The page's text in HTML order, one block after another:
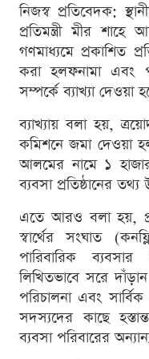
নিজস্ব প্রতিবেদক:
প্রতিমন্ত্রী মীর
গণমাধ্যমে প্রকাশিত
করা হলফনামা এবং
সম্পর্কে ব্যাখ্যা দেওয়া
ব্যাখ্যায় বলা হয়,
কমিশনে জমা দেওয়া
আলমের নামে ১
ব্যবসা প্রতিষ্ঠানের তথ্য
এতে আরও বলা হয়,
স্বার্থের সংঘাত
পারিবারিক
লিখিতভাবে সরে
পরিচালনা এবং
সদস্যদের কাছে
ব্যবসা পরিবারের